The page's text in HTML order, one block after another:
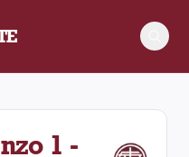
San Lorenzo disputado el
1 -